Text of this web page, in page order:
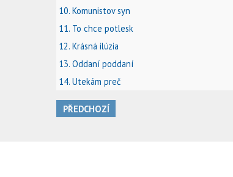
10. Komunistov syn
11. To chce potlesk
12. Krásná ilúzia
13. Oddaní poddaní
14. Utekám preč
PŘEDCHOZÍ